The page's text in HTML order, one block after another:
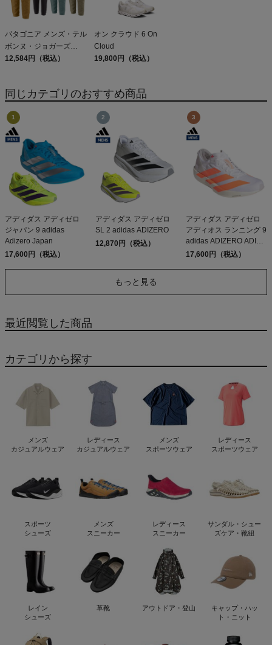
パタゴニア メンズ・テル
ボンヌ・ジョガーズ
PATAGONIA MS
12,584円（税込）
オン クラウド 6 On
Cloud
19,800円（税込）
同じカテゴリのおすすめ商品
アディダス アディゼロ
ジャパン 9 adidas
Adizero Japan
17,600円（税込）
アディダス アディゼロ
SL 2 adidas ADIZERO
12,870円（税込）
アディダス アディゼロ
アディオス ランニング 9
adidas ADIZERO ADIOS
RUNNING
17,600円（税込）
もっと見る
最近閲覧した商品
カテゴリから探す
メンズ
カジュアルウェア
レディース
カジュアルウェア
メンズ
スポーツウェア
レディース
スポーツウェア
スポーツ
シューズ
メンズ
スニーカー
レディース
スニーカー
サンダル・シュー
ズケア・靴紐
レイン
シューズ
革靴 アウトドア・登山
キャップ・ハッ
ト・ニット